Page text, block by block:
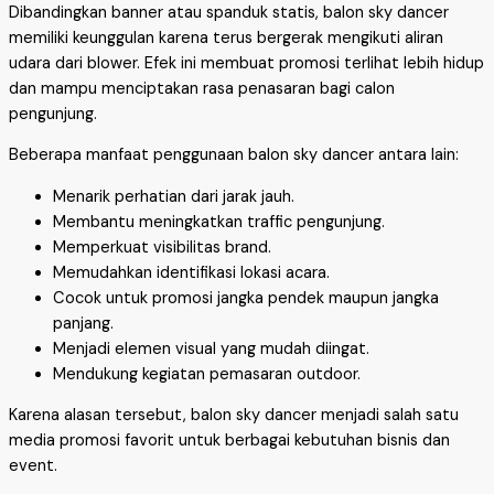
Dibandingkan banner atau spanduk statis, balon sky dancer
memiliki keunggulan karena terus bergerak mengikuti aliran
udara dari blower. Efek ini membuat promosi terlihat lebih hidup
dan mampu menciptakan rasa penasaran bagi calon
pengunjung.
Beberapa manfaat penggunaan balon sky dancer antara lain:
Menarik perhatian dari jarak jauh.
Membantu meningkatkan traffic pengunjung.
Memperkuat visibilitas brand.
Memudahkan identifikasi lokasi acara.
Cocok untuk promosi jangka pendek maupun jangka
panjang.
Menjadi elemen visual yang mudah diingat.
Mendukung kegiatan pemasaran outdoor.
Karena alasan tersebut, balon sky dancer menjadi salah satu
media promosi favorit untuk berbagai kebutuhan bisnis dan
event.